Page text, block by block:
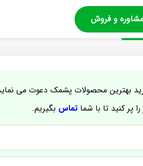
مشاوره و فروش
بهترین محصولات پشمک دعوت می
را پر کنید تا با شماتماس بگیریم.